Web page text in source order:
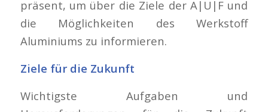
präsent, um über die Ziele der A|U|F und
die Möglichkeiten des Werkstoff
Aluminiums zu informieren.
Ziele für die Zukunft
Wichtigste Aufgaben und